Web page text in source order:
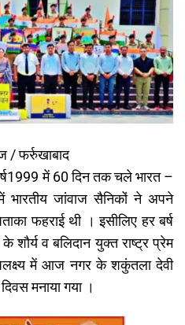
/ फर्रुखाबाद
में 60 दिन तक चले भारत –
भारतीय जांवाज सैनिकों ने अपने
फहराई थी । इसीलिए हर बर्ष
व बलिदान युक्त राष्ट्र प्रेम
में आज नगर के शकुंतला देवी
मनाया गया ।